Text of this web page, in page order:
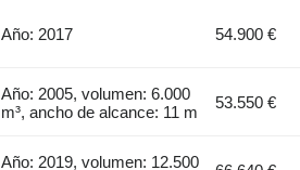
Año: 2017 54.900 €
Año: 2005, volumen: 6.000
m³, ancho de alcance: 11 m
53.550 €
Año: 2019, volumen: 12.500